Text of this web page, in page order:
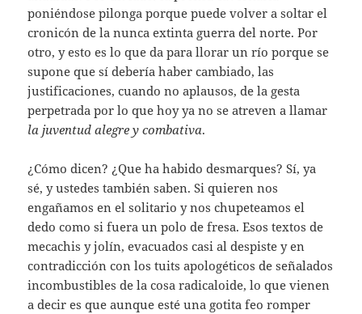
poniéndose pilonga porque puede volver a soltar el
cronicón de la nunca extinta guerra del norte. Por
otro, y esto es lo que da para llorar un río porque se
supone que sí debería haber cambiado, las
justificaciones, cuando no aplausos, de la gesta
perpetrada por lo que hoy ya no se atreven a llamar
la juventud alegre y combativa.
¿Cómo dicen? ¿Que ha habido desmarques? Sí, ya
sé, y ustedes también saben. Si quieren nos
engañamos en el solitario y nos chupeteamos el
dedo como si fuera un polo de fresa. Esos textos de
mecachis y jolín, evacuados casi al despiste y en
contradicción con los tuits apologéticos de señalados
incombustibles de la cosa radicaloide, lo que vienen
a decir es que aunque esté una gotita feo romper